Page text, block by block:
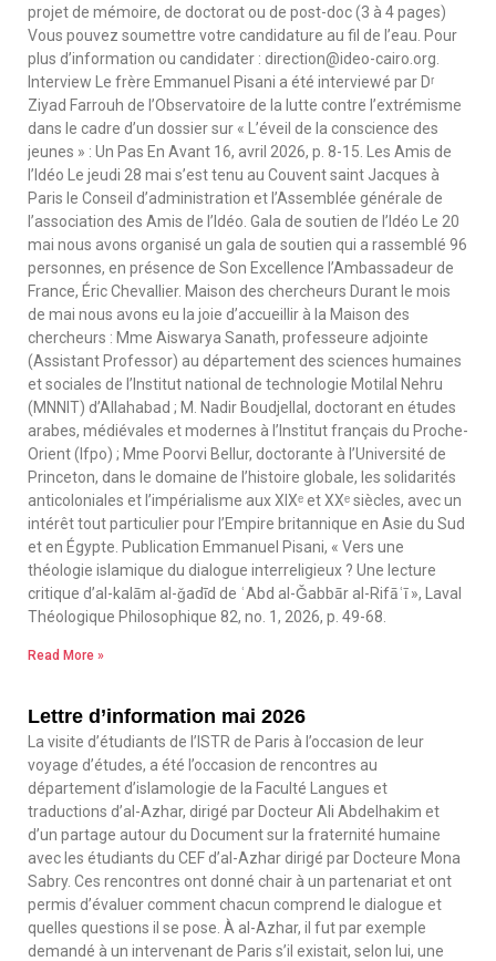
projet de mémoire, de doctorat ou de post-doc (3 à 4 pages)
Vous pouvez soumettre votre candidature au fil de l’eau. Pour
plus d’information ou candidater : direction@ideo-cairo.org.
Interview Le frère Emmanuel Pisani a été interviewé par Dʳ
Ziyad Farrouh de l’Observatoire de la lutte contre l’extrémisme
dans le cadre d’un dossier sur « L’éveil de la conscience des
jeunes » : Un Pas En Avant 16, avril 2026, p. 8-15. Les Amis de
l’Idéo Le jeudi 28 mai s’est tenu au Couvent saint Jacques à
Paris le Conseil d’administration et l’Assemblée générale de
l’association des Amis de l’Idéo. Gala de soutien de l’Idéo Le 20
mai nous avons organisé un gala de soutien qui a rassemblé 96
personnes, en présence de Son Excellence l’Ambassadeur de
France, Éric Chevallier. Maison des chercheurs Durant le mois
de mai nous avons eu la joie d’accueillir à la Maison des
chercheurs : Mme Aiswarya Sanath, professeure adjointe
(Assistant Professor) au département des sciences humaines
et sociales de l’Institut national de technologie Motilal Nehru
(MNNIT) d’Allahabad ; M. Nadir Boudjellal, doctorant en études
arabes, médiévales et modernes à l’Institut français du Proche-
Orient (Ifpo) ; Mme Poorvi Bellur, doctorante à l’Université de
Princeton, dans le domaine de l’histoire globale, les solidarités
anticoloniales et l’impérialisme aux XIXᵉ et XXᵉ siècles, avec un
intérêt tout particulier pour l’Empire britannique en Asie du Sud
et en Égypte. Publication Emmanuel Pisani, « Vers une
théologie islamique du dialogue interreligieux ? Une lecture
critique d’al-kalām al-ǧadīd de ʿAbd al-Ǧabbār al-Rifāʿī », Laval
Théologique Philosophique 82, no. 1, 2026, p. 49-68.
Read More »
Lettre d’information mai 2026
La visite d’étudiants de l’ISTR de Paris à l’occasion de leur
voyage d’études, a été l’occasion de rencontres au
département d’islamologie de la Faculté Langues et
traductions d’al-Azhar, dirigé par Docteur Ali Abdelhakim et
d’un partage autour du Document sur la fraternité humaine
avec les étudiants du CEF d’al-Azhar dirigé par Docteure Mona
Sabry. Ces rencontres ont donné chair à un partenariat et ont
permis d’évaluer comment chacun comprend le dialogue et
quelles questions il se pose. À al-Azhar, il fut par exemple
demandé à un intervenant de Paris s’il existait, selon lui, une